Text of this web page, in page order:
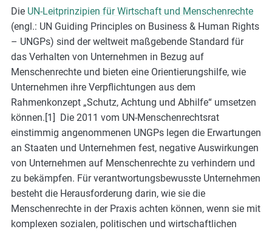
n
d
o
r
e
Die UN-Leitprinzipien für Wirtschaft und Menschenrechte
(engl.: UN Guiding Principles on Business & Human Rights
– UNGPs) sind der weltweit maßgebende Standard für
das Verhalten von Unternehmen in Bezug auf
Menschenrechte und bieten eine Orientierungshilfe, wie
Unternehmen ihre Verpflichtungen aus dem
Rahmenkonzept „Schutz, Achtung und Abhilfe“ umsetzen
können.[1] Die 2011 vom UN-Menschenrechtsrat
einstimmig angenommenen UNGPs legen die Erwartungen
an Staaten und Unternehmen fest, negative Auswirkungen
von Unternehmen auf Menschenrechte zu verhindern und
zu bekämpfen. Für verantwortungsbewusste Unternehmen
besteht die Herausforderung darin, wie sie die
Menschenrechte in der Praxis achten können, wenn sie mit
komplexen sozialen, politischen und wirtschaftlichen